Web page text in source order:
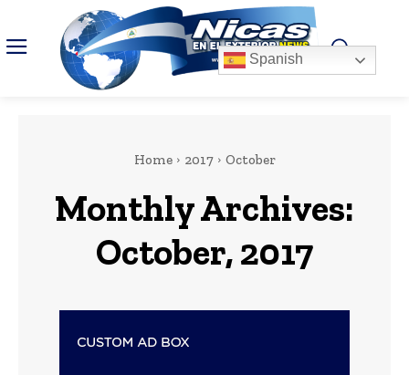
Home 2017 October
Monthly Archives:
October, 2017
Spanish